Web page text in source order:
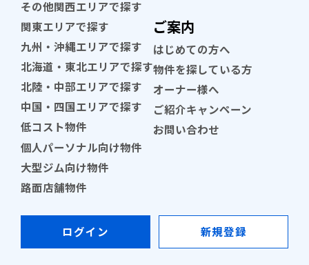
その他関西エリアで探す
関東エリアで探す
九州・沖縄エリアで探す
北海道・東北エリアで探す
北陸・中部エリアで探す
中国・四国エリアで探す
低コスト物件
個人パーソナル向け物件
大型ジム向け物件
路面店舗物件
ご案内
はじめての方へ
物件を探している方
オーナー様へ
ご紹介キャンペーン
お問い合わせ
ログイン 新規登録